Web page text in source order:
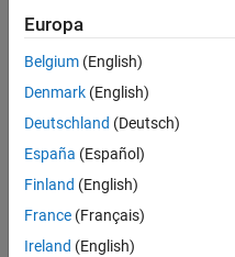
Ihren
Suchkriterien
entsprechen.
können
die
Suchkriterien
weiter
fassen
oder
Europa
Belgium (English)
Denmark (English)
Deutschland (Deutsch)
España (Español)
Finland (English)
France (Français)
Ireland (English)